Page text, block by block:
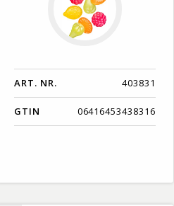
ART. NR. 403831
GTIN 06416453438316